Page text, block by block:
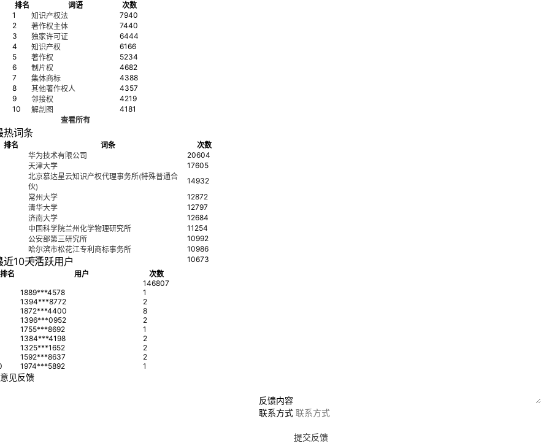
排名 词语
次数
1
知识产权法
7940
2
著作权主体
7440
3
独家许可证
6444
4
知识产权
6166
5
著作权
5234
6
制片权
4682
7
集体商标
4388
8
其他著作权人
4357
9
邻接权
4219
10
解剖图
4181
查看所有
热词条
排名 词条
次数
华为技术有限公司
20604
天津大学
17605
北京慕达星云知识产权代理事务所(特殊普通合
伙)
14932
常州大学
12872
清华大学
12797
济南大学
12684
中国科学院兰州化学物理研究所
11254
公安部第三研究所
10992
哈尔滨市松花江专利商标事务所
10986
方亮 10673
近10天活跃用户
排名 用户
次数
146807
1889***4578
1
1394***8772
2
1872***4400
8
1396***0952
2
1755***8692
1
1384***4198
2
1325***1652
2
1592***8637
2
1974***5892 1
意见反馈
反馈内容
联系方式
提交反馈